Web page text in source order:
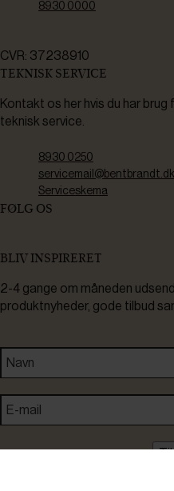
8930 0000
CVR: 37238910
TEKNISK SERVICE
Kontakt os her hvis du har brug
teknisk service.
8930 0250
servicemail@bentbrandt.dk
Serviceskema
FØLG OS
BLIV INSPIRERET
2-4 gange om måneden
produktnyheder, gode tilbud